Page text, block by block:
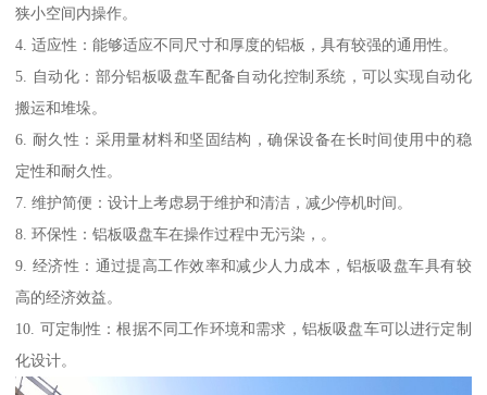
狭小空间内操作。
4. 适应性：能够适应不同尺寸和厚度的铝板，具有较强的通用性。
5. 自动化：部分铝板吸盘车配备自动化控制系统，可以实现自动化
搬运和堆垛。
6. 耐久性：采用量材料和坚固结构，确保设备在长时间使用中的稳
定性和耐久性。
7. 维护简便：设计上考虑易于维护和清洁，减少停机时间。
8. 环保性：铝板吸盘车在操作过程中无污染，。
9. 经济性：通过提高工作效率和减少人力成本，铝板吸盘车具有较
高的经济效益。
10. 可定制性：根据不同工作环境和需求，铝板吸盘车可以进行定制
化设计。